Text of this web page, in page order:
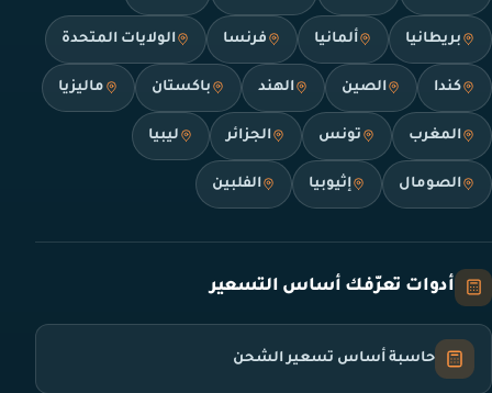
بريطانيا ألمانيا فرنسا الولايات المتحدة
كندا الصين الهند باكستان ماليزيا
المغرب تونس الجزائر ليبيا
الصومال إثيوبيا الفلبين
أدوات تعرّفك أساس التسعير
حاسبة أساس تسعير الشحن